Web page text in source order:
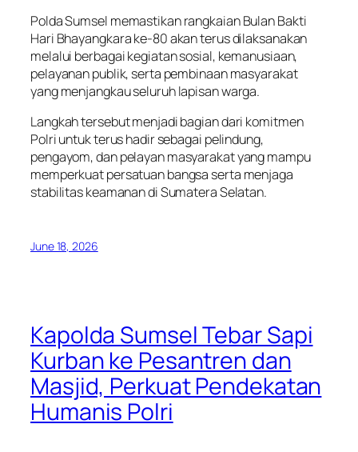
Polda Sumsel memastikan rangkaian Bulan Bakti
Hari Bhayangkara ke-80 akan terus dilaksanakan
melalui berbagai kegiatan sosial, kemanusiaan,
pelayanan publik, serta pembinaan masyarakat
yang menjangkau seluruh lapisan warga.
Langkah tersebut menjadi bagian dari komitmen
Polri untuk terus hadir sebagai pelindung,
pengayom, dan pelayan masyarakat yang mampu
memperkuat persatuan bangsa serta menjaga
stabilitas keamanan di Sumatera Selatan.
June 18, 2026
Kapolda Sumsel Tebar Sapi
Kurban ke Pesantren dan
Masjid, Perkuat Pendekatan
Humanis Polri